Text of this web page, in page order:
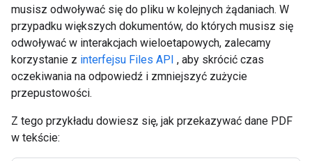
musisz odwoływać się do pliku w kolejnych żądaniach. W
przypadku większych dokumentów, do których musisz się
odwoływać w interakcjach wieloetapowych, zalecamy
korzystanie z interfejsu Files API , aby skrócić czas
oczekiwania na odpowiedź i zmniejszyć zużycie
przepustowości.
Z tego przykładu dowiesz się, jak przekazywać dane PDF
w tekście: